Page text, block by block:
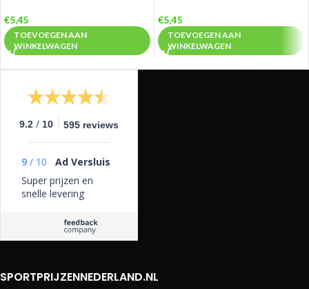
€5,45
TOEVOEGEN AAN
WINKELWAGEN
€5,45
TOEVOEGEN AAN
WINKELWAGEN
9.2 / 10 595 reviews
9 / 10
Ad Versluis
Super prijzen en
snelle levering
SPORTPRIJZENNEDERLAND.NL